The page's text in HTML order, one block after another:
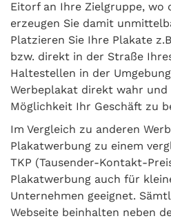
Eitorf an Ihre Zielgruppe, wo
erzeugen Sie damit
Platzieren Sie Ihre Plakate
bzw. direkt in der Straße
Haltestellen in der
Werbeplakat direkt wahr
Möglichkeit Ihr Geschäft zu
Im Vergleich zu anderen
Plakatwerbung zu einem
TKP (Tausender-Kontakt-
Plakatwerbung auch für
Unternehmen geeignet.
Webseite beinhalten neben